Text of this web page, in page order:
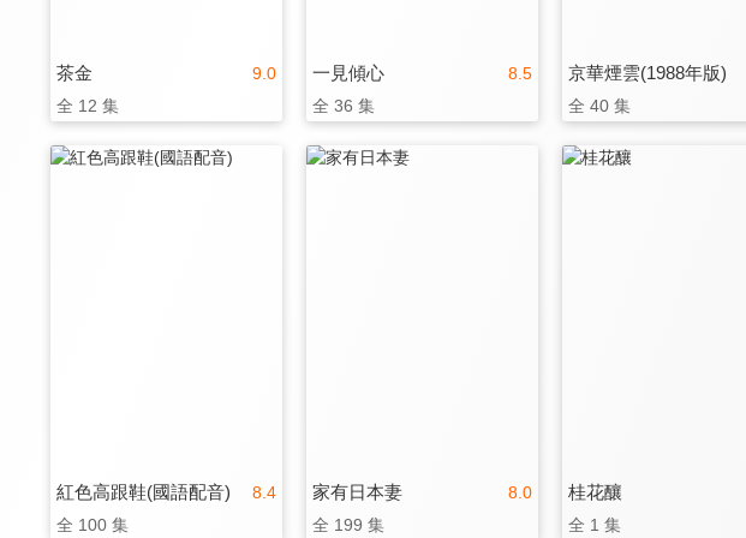
9.0
茶金
全 12 集
8.5
一見傾心
全 36 集
京華煙雲(1988年版)
全 40 集
8.4
紅色高跟鞋(國語配音)
全 100 集
8.0
家有日本妻
全 199 集
桂花釀
全 1 集